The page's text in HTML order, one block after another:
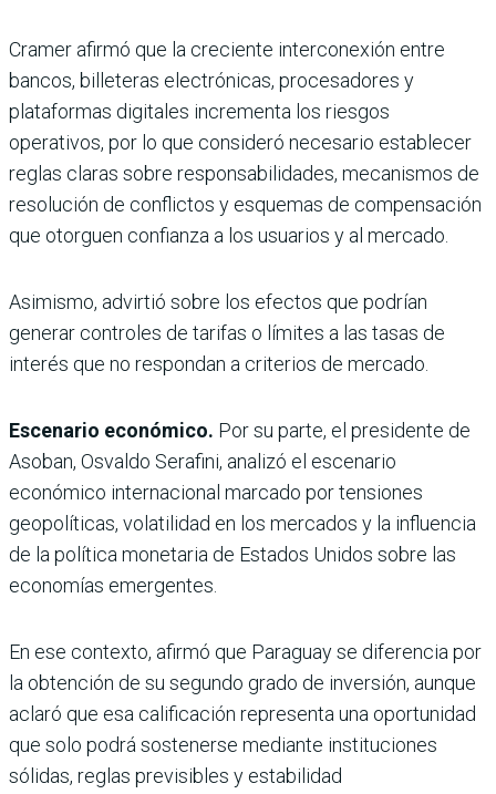
Cramer afirmó que la creciente interconexión entre
bancos, billeteras electrónicas, procesadores y
plataformas digitales incrementa los riesgos
operativos, por lo que consideró necesario establecer
reglas claras sobre responsabilidades, mecanismos de
resolución de conflictos y esquemas de compensación
que otorguen confianza a los usuarios y al mercado.
Asimismo, advirtió sobre los efectos que podrían
generar controles de tarifas o límites a las tasas de
interés que no respondan a criterios de mercado.
Escenario económico. Por su parte, el presidente de
Asoban, Osvaldo Serafini, analizó el escenario
económico internacional marcado por tensiones
geopolíticas, volatilidad en los mercados y la influencia
de la política monetaria de Estados Unidos sobre las
economías emergentes.
En ese contexto, afirmó que Paraguay se diferencia por
la obtención de su segundo grado de inversión, aunque
aclaró que esa calificación representa una oportunidad
que solo podrá sostenerse mediante instituciones
sólidas, reglas previsibles y estabilidad